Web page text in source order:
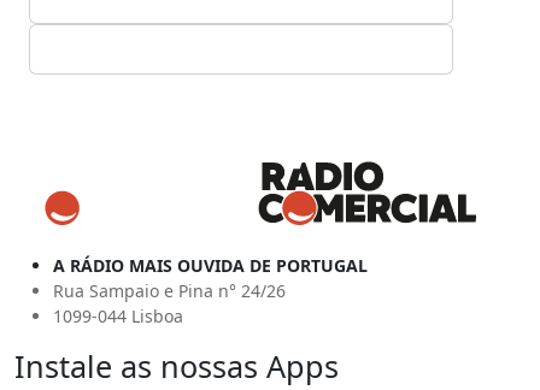
A RÁDIO MAIS OUVIDA DE PORTUGAL
Rua Sampaio e Pina n° 24/26
1099-044 Lisboa
Instale as nossas Apps